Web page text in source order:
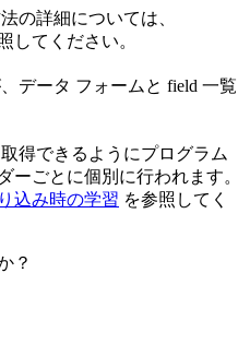
の詳細については、
してください。
データ フォームと field 一覧
得できるようにプログラム
ーごとに個別に行われます。
込み時の学習 を参照してく
？